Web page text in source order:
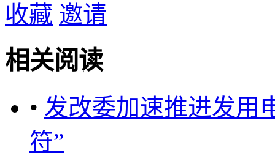
收藏 邀请
相关阅读
• 发改委加速推进发用
符”